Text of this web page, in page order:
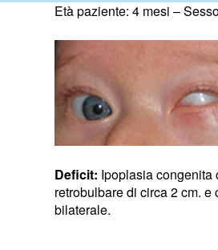
Età paziente: 4 mesi –
Deficit: Ipoplasia congenita
retrobulbare di circa 2 cm. e
bilaterale.